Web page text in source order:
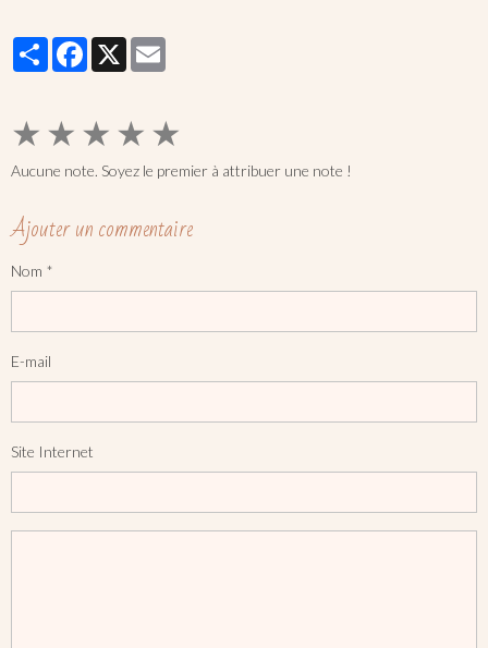
PartagerFacebook
X
★ ★ ★ ★ ★
Aucune note. Soyez le premier à attribuer une note !
Ajouter un commentaire
Nom
E-mail
Site Internet